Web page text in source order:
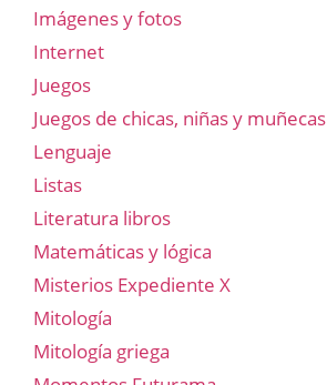
Imágenes y fotos
Internet
Juegos
Juegos de chicas, niñas y muñecas
Lenguaje
Listas
Literatura libros
Matemáticas y lógica
Misterios Expediente X
Mitología
Mitología griega